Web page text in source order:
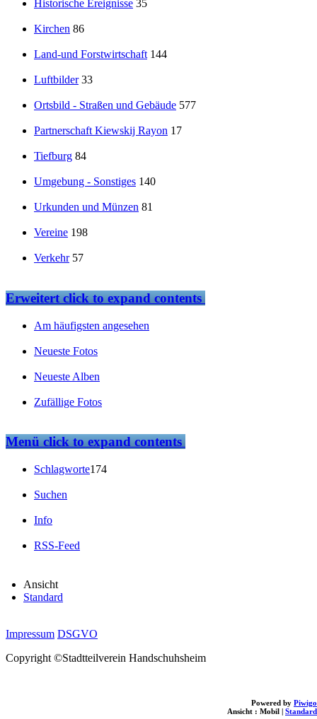
Powered by Piwigo
Ansicht : Mobil | Standard
Historische Ereignisse 35
Kirchen 86
Land-und Forstwirtschaft 144
Luftbilder 33
Ortsbild - Straßen und Gebäude 577
Partnerschaft Kiewskij Rayon 17
Tiefburg 84
Umgebung - Sonstiges 140
Urkunden und Münzen 81
Vereine 198
Verkehr 57
Erweitertclick to expand contents
Am häufigsten angesehen
Neueste Fotos
Neueste Alben
Zufällige Fotos
Menüclick to expand contents
Schlagworte174
Suchen
Info
RSS-Feed
Ansicht
Standard
Impressum DSGVO
Copyright ©Stadtteilverein Handschuhsheim